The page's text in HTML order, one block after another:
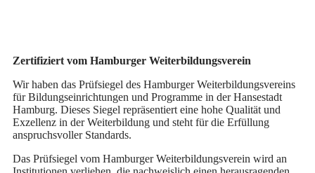
Zertifiziert vom Hamburger Weiterbildungsverein
Wir haben das Prüfsiegel des Hamburger Weiterbildungsvereins
für Bildungseinrichtungen und Programme in der Hansestadt
Hamburg. Dieses Siegel repräsentiert eine hohe Qualität und
Exzellenz in der Weiterbildung und steht für die Erfüllung
anspruchsvoller Standards.
Das Prüfsiegel vom Hamburger Weiterbildungsverein wird an